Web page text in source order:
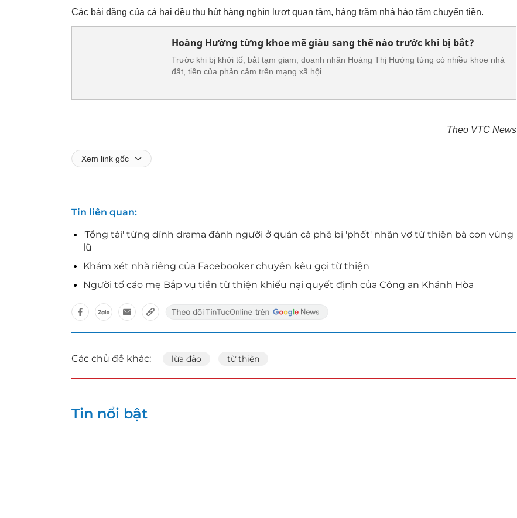
Các bài đăng của cả hai đều thu hút hàng nghìn lượt quan tâm, hàng trăm nhà hảo tâm chuyển tiền.
Hoàng Hường từng khoe mẽ giàu sang thế nào trước khi bị bắt?
Trước khi bị khởi tố, bắt tạm giam, doanh nhân Hoàng Thị Hường từng có nhiều khoe nhà
đất, tiền của phản cảm trên mạng xã hội.
Theo VTC News
Xem link gốc
Tin liên quan
'Tổng tài' từng dính drama đánh người ở quán cà phê bị 'phốt' nhận vơ từ thiện bà con vùng
lũ
Khám xét nhà riêng của Facebooker chuyên kêu gọi từ thiện
Người tố cáo mẹ Bắp vụ tiền từ thiện khiếu nại quyết định của Công an Khánh Hòa
Các chủ đề khác: lừa đảo từ thiện
Tin nổi bật